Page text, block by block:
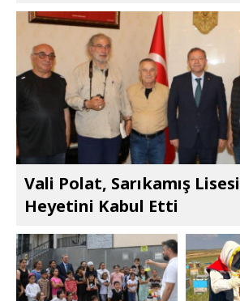
Vali Polat, Sarıkamış
Heyetini Kabul Etti